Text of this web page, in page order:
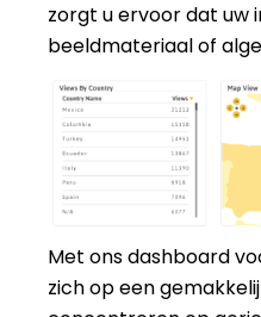
zorgt u ervoor dat uw
beeldmateriaal of
Met ons dashboard
zich op een